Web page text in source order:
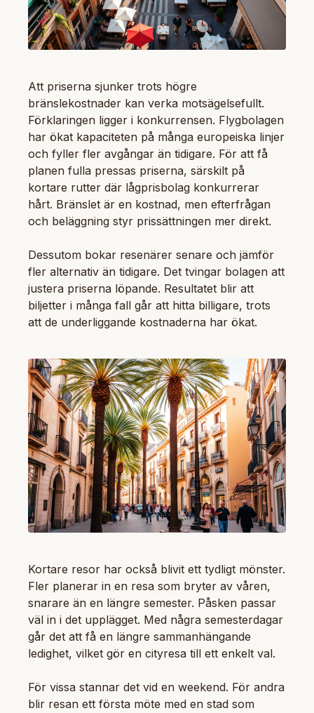
Att priserna sjunker trots högre
bränslekostnader kan verka motsägelsefullt.
Förklaringen ligger i konkurrensen. Flygbolagen
har ökat kapaciteten på många europeiska linjer
och fyller fler avgångar än tidigare. För att få
planen fulla pressas priserna, särskilt på
kortare rutter där lågprisbolag konkurrerar
hårt. Bränslet är en kostnad, men efterfrågan
och beläggning styr prissättningen mer direkt.
Dessutom bokar resenärer senare och jämför
fler alternativ än tidigare. Det tvingar bolagen att
justera priserna löpande. Resultatet blir att
biljetter i många fall går att hitta billigare, trots
att de underliggande kostnaderna har ökat.
Kortare resor har också blivit ett tydligt mönster.
Fler planerar in en resa som bryter av våren,
snarare än en längre semester. Påsken passar
väl in i det upplägget. Med några semesterdagar
går det att få en längre sammanhängande
ledighet, vilket gör en cityresa till ett enkelt val.
För vissa stannar det vid en weekend. För andra
blir resan ett första möte med en stad som